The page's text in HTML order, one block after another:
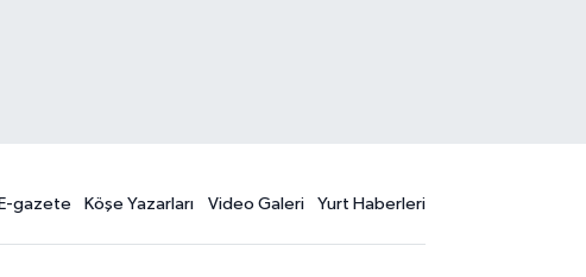
E-gazete Köşe Yazarları Video Galeri Yurt Haberleri